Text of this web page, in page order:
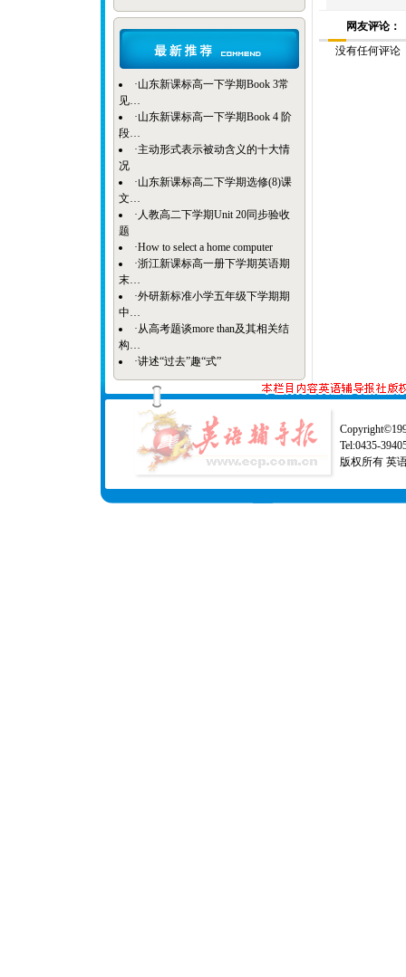
·山东新课标高一下学期Book 3常
见…
·山东新课标高一下学期Book 4 阶
段…
·主动形式表示被动含义的十大情
况
·山东新课标高二下学期选修(8)课
文…
· 人教高二下学期Unit 20同步验收
题
·How to select a home computer
·浙江新课标高一册下学期英语期
末…
·外研新标准小学五年级下学期期
中…
·从高考题谈more than及其相关结
构…
·讲述“过去”趣“式”
网友评论：
没有任何评论
Tel:0435-
版权所有 英